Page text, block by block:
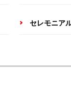
セレモニア